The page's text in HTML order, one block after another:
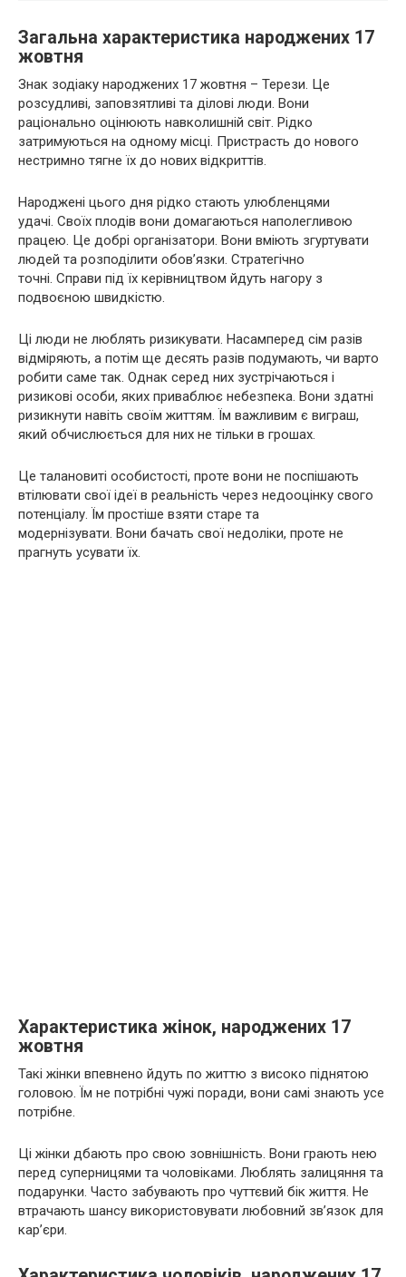
Загальна характеристика народжених 17
жовтня
Знак зодіаку народжених 17 жовтня – Терези. Це
розсудливі, заповзятливі та ділові люди. Вони
раціонально оцінюють навколишній світ. Рідко
затримуються на одному місці. Пристрасть до нового
нестримно тягне їх до нових відкриттів.
Народжені цього дня рідко стають улюбленцями
удачі. Своїх плодів вони домагаються наполегливою
працею. Це добрі організатори. Вони вміють згуртувати
людей та розподілити обов’язки. Стратегічно
точні. Справи під їх керівництвом йдуть нагору з
подвоєною швидкістю.
Ці люди не люблять ризикувати. Насамперед сім разів
відміряють, а потім ще десять разів подумають, чи варто
робити саме так. Однак серед них зустрічаються і
ризикові особи, яких приваблює небезпека. Вони здатні
ризикнути навіть своїм життям. Їм важливим є виграш,
який обчислюється для них не тільки в грошах.
Це талановиті особистості, проте вони не поспішають
втілювати свої ідеї в реальність через недооцінку свого
потенціалу. Їм простіше взяти старе та
модернізувати. Вони бачать свої недоліки, проте не
прагнуть усувати їх.
Характеристика жінок, народжених 17
жовтня
Такі жінки впевнено йдуть по життю з високо піднятою
головою. Їм не потрібні чужі поради, вони самі знають усе
потрібне.
Ці жінки дбають про свою зовнішність. Вони грають нею
перед суперницями та чоловіками. Люблять залицяння та
подарунки. Часто забувають про чуттєвий бік життя. Не
втрачають шансу використовувати любовний зв’язок для
кар’єри.